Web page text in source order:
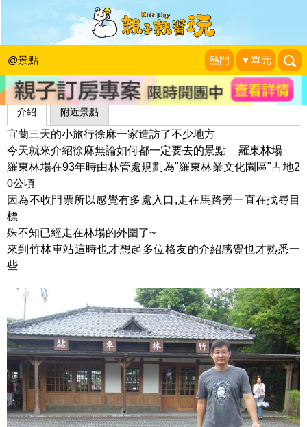
@景點 熱門 ▼單元
羅東林業文化園區
jessica徐妹的媽
介紹 附近景點
宜蘭三天的小旅行徐麻一家造訪了不少地方
今天就來介紹徐麻無論如何都一定要去的景點__羅東林場
羅東林場在93年時由林管處規劃為"羅東林業文化園區"占地2
0公頃
因為不收門票所以感覺有多處入口,走在馬路旁一直在找尋目
標
殊不知已經走在林場的外圍了~
來到竹林車站這時也才想起多位格友的介紹感覺也才熟悉一
些